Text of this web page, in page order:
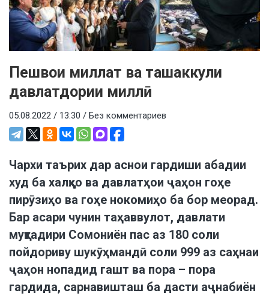
Пешвои миллат ва ташаккули
давлатдории миллӣ
05.08.2022 / 13:30 / Без комментариев
Чархи таърих дар аснои гардиши абадии
худ ба халқҳо ва давлатҳои ҷаҳон гоҳе
пирӯзиҳо ва гоҳе нокомиҳо ба бор меорад.
Бар асари чунин таҳаввулот, давлати
муқтадири Сомониён пас аз 180 соли
пойдориву шукӯҳмандӣ соли 999 аз саҳнаи
ҷаҳон нопадид гашт ва пора – пора
гардида, сарнавишташ ба дасти аҷнабиён